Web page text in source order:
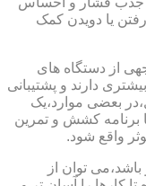
یا دویدن کمک
از دستگاه های
دارند و پشتیبانی
بعضی موارد،یک
برنامه کشش و تمرین
واقع شود.
توان از